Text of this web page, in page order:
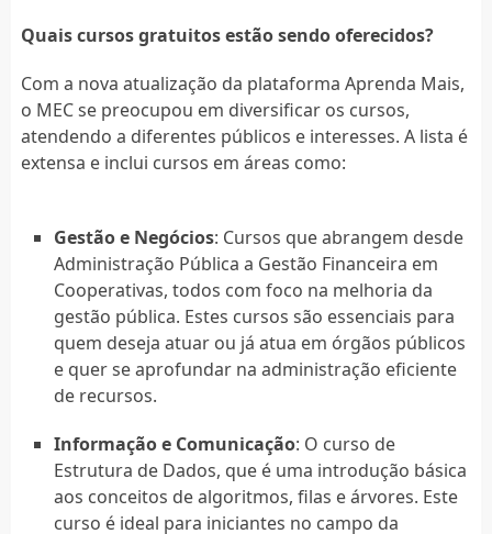
Quais cursos gratuitos estão sendo oferecidos?
Com a nova atualização da plataforma Aprenda Mais,
o MEC se preocupou em diversificar os cursos,
atendendo a diferentes públicos e interesses. A lista é
extensa e inclui cursos em áreas como:
Gestão e Negócios: Cursos que abrangem desde
Administração Pública a Gestão Financeira em
Cooperativas, todos com foco na melhoria da
gestão pública. Estes cursos são essenciais para
quem deseja atuar ou já atua em órgãos públicos
e quer se aprofundar na administração eficiente
de recursos.
Informação e Comunicação: O curso de
Estrutura de Dados, que é uma introdução básica
aos conceitos de algoritmos, filas e árvores. Este
curso é ideal para iniciantes no campo da